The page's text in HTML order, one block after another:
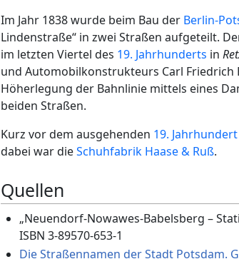
Im Jahr 1838 wurde beim Bau der Berlin-
Lindenstraße“ in zwei Straßen aufgeteilt.
im letzten Viertel des 19. Jahrhunderts in
und Automobilkonstrukteurs Carl Friedrich
Höherlegung der Bahnlinie mittels eines
beiden Straßen.
Kurz vor dem ausgehenden 19. Jahrhundert
dabei war dieSchuhfabrik Haase & Ruß.
Quellen
„Neuendorf-Nowawes-Babelsberg –
ISBN 3-89570-653-1
Die Straßennamen der Stadt Potsdam.